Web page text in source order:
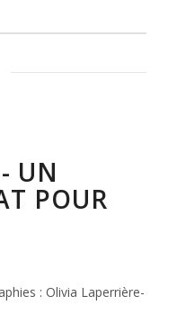
UN
POUR
: Olivia Laperrière-